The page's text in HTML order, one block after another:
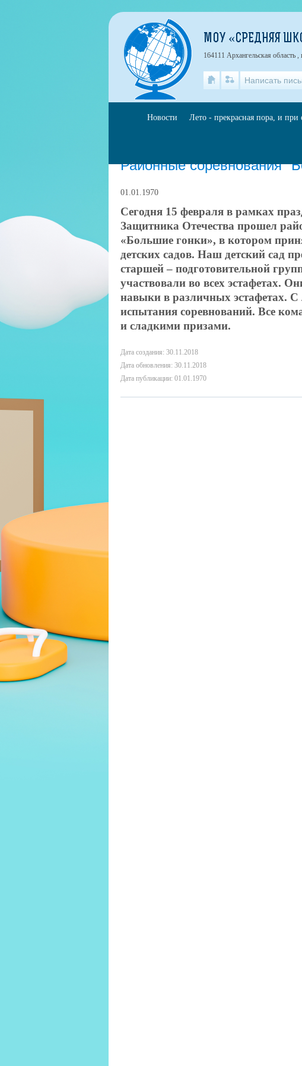
Районные соревнования
01.01.1970
Сегодня 15 февраля в рамках
Защитника Отечества прошел
«Большие гонки», в котором
детских садов. Наш детский сад
старшей – подготовительной
участвовали во всех эстафетах.
навыки в различных эстафетах. С
испытания соревнований. Все
и сладкими призами.
Дата создания: 30.11.2018
Дата обновления: 30.11.2018
Дата публикации: 01.01.1970
МОУ «СРЕДНЯЯ
164111 Архангельская область
Написать
Новости Лето - прекрасная пора, и при